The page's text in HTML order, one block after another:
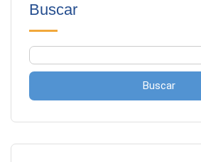
Buscar
Buscar